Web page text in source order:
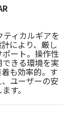
いました！
ィカルギアを
により、厳し
ート。操作性
きる環境を実
も効率的。す
ユーザーの安
す。